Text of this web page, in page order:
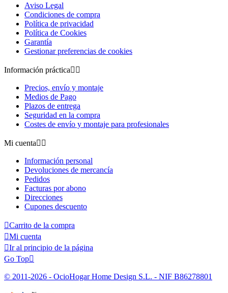
Aviso Legal
Condiciones de compra
Política de privacidad
Política de Cookies
Garantía
Gestionar preferencias de cookies
Información práctica 
Precios, envío y montaje
Medios de Pago
Plazos de entrega
Seguridad en la compra
Costes de envío y montaje para profesionales
Mi cuenta 
Información personal
Devoluciones de mercancía
Pedidos
Facturas por abono
Direcciones
Cupones descuento
Carrito de la compra
Mi cuenta
Ir al principio de la página
Go Top
© 2011-2026 - OcioHogar Home Design S.L. - NIF B86278801